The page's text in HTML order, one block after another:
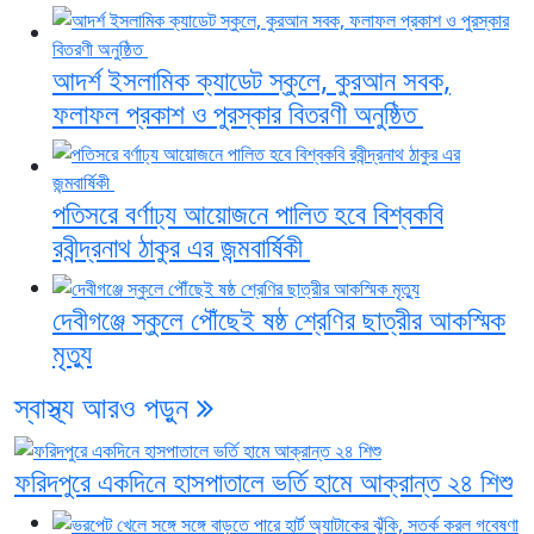
আদর্শ ইসলামিক ক্যাডেট স্কুলে, কুরআন সবক,
ফলাফল প্রকাশ ও পুরস্কার বিতরণী অনুষ্ঠিত
পতিসরে বর্ণাঢ্য আয়োজনে পালিত হবে বিশ্বকবি
রবীন্দ্রনাথ ঠাকুর এর জন্মবার্ষিকী ‎
দেবীগঞ্জে স্কুলে পৌঁছেই ষষ্ঠ শ্রেণির ছাত্রীর আকস্মিক
মৃত্যু
স্বাস্থ্য আরও পড়ুন
ফরিদপুরে একদিনে হাসপাতালে ভর্তি হামে আক্রান্ত ২৪ শিশু